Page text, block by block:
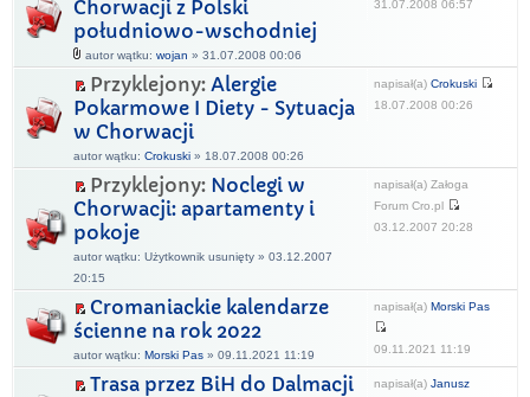
Chorwacji z Polski
południowo-wschodniej
autor wątku: wojan » 31.07.2008 00:06
31.07.2008 06:57
Przyklejony: Alergie
Pokarmowe I Diety - Sytuacja
w Chorwacji
autor wątku: Crokuski » 18.07.2008 00:26
napisał(a) Crokuski
18.07.2008 00:26
Przyklejony: Noclegi w
Chorwacji: apartamenty i
pokoje
autor wątku: Użytkownik usunięty » 03.12.2007
20:15
napisał(a) Załoga
Forum Cro.pl
03.12.2007 20:28
Cromaniackie kalendarze
ścienne na rok 2022
autor wątku: Morski Pas » 09.11.2021 11:19
napisał(a) Morski Pas
09.11.2021 11:19
Trasa przez BiH do Dalmacji napisał(a) Janusz